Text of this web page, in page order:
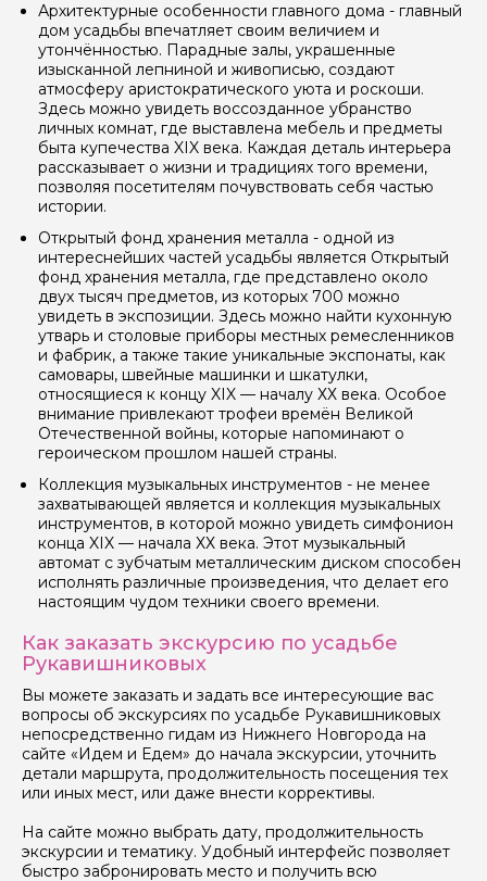
Архитектурные особенности главного дома - главный
дом усадьбы впечатляет своим величием и
утончённостью. Парадные залы, украшенные
изысканной лепниной и живописью, создают
атмосферу аристократического уюта и роскоши.
Здесь можно увидеть воссозданное убранство
личных комнат, где выставлена мебель и предметы
быта купечества XIX века. Каждая деталь интерьера
рассказывает о жизни и традициях того времени,
позволяя посетителям почувствовать себя частью
истории.
Открытый фонд хранения металла - одной из
интереснейших частей усадьбы является Открытый
фонд хранения металла, где представлено около
двух тысяч предметов, из которых 700 можно
увидеть в экспозиции. Здесь можно найти кухонную
утварь и столовые приборы местных ремесленников
и фабрик, а также такие уникальные экспонаты, как
самовары, швейные машинки и шкатулки,
относящиеся к концу XIX — началу ХХ века. Особое
внимание привлекают трофеи времён Великой
Отечественной войны, которые напоминают о
героическом прошлом нашей страны.
Коллекция музыкальных инструментов - не менее
захватывающей является и коллекция музыкальных
инструментов, в которой можно увидеть симфонион
конца XIX — начала ХХ века. Этот музыкальный
автомат с зубчатым металлическим диском способен
исполнять различные произведения, что делает его
настоящим чудом техники своего времени.
Как заказать экскурсию по усадьбе
Рукавишниковых
Вы можете заказать и задать все интересующие вас
вопросы об экскурсиях по усадьбе Рукавишниковых
непосредственно гидам из Нижнего Новгорода на
сайте «Идем и Едем» до начала экскурсии, уточнить
детали маршрута, продолжительность посещения тех
или иных мест, или даже внести коррективы.
На сайте можно выбрать дату, продолжительность
экскурсии и тематику. Удобный интерфейс позволяет
быстро забронировать место и получить всю
Задайте свой вопрос гиду
Как вас зовут
Ваша электронная почта
Ваш номер телефона
Вопросы и комментарии
Если у вас есть интересующие вопросы, можете их
задать
Я даю своё согласие на обработку персональных
данных
Отправить